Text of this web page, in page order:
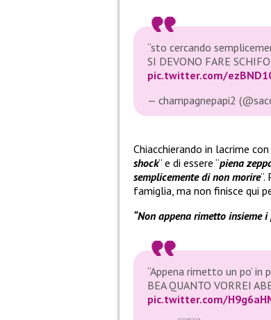
“sto cercando
SI DEVONO FARE
pic.twitter.com/
— champagnepapi2
Chiacchierando in lacrime con
shock” e di essere “piena
semplicemente di non morire
famiglia, ma non finisce qui
“Non appena rimetto insieme
“Appena rimetto un po’
BEA QUANTO VORREI
pic.twitter.com/